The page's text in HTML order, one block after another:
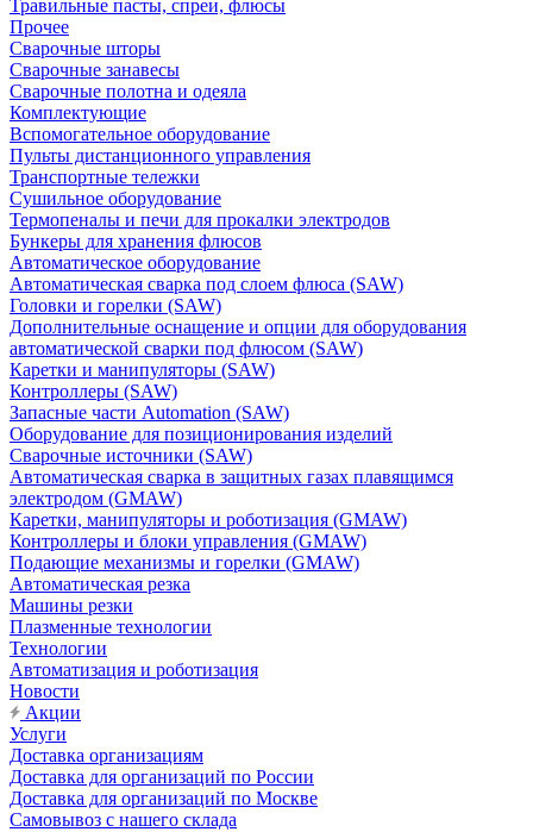
Травильные пасты, спреи, флюсы
Прочее
Сварочные шторы
Сварочные занавесы
Сварочные полотна и одеяла
Комплектующие
Вспомогательное оборудование
Пульты дистанционного управления
Транспортные тележки
Сушильное оборудование
Термопеналы и печи для прокалки электродов
Бункеры для хранения флюсов
Автоматическое оборудование
Автоматическая сварка под слоем флюса (SAW)
Головки и горелки (SAW)
Дополнительные оснащение и опции для оборудования
автоматической сварки под флюсом (SAW)
Каретки и манипуляторы (SAW)
Контроллеры (SAW)
Запасные части Automation (SAW)
Оборудование для позиционирования изделий
Сварочные источники (SAW)
Автоматическая сварка в защитных газах плавящимся
электродом (GMAW)
Каретки, манипуляторы и роботизация (GMAW)
Контроллеры и блоки управления (GMAW)
Подающие механизмы и горелки (GMAW)
Автоматическая резка
Машины резки
Плазменные технологии
Технологии
Автоматизация и роботизация
Новости
Акции
Услуги
Доставка организациям
Доставка для организаций по России
Доставка для организаций по Москве
Самовывоз с нашего склада